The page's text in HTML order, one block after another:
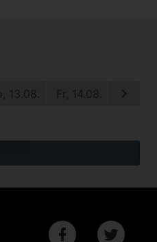
13.08. Fr, 14.08. Sa,